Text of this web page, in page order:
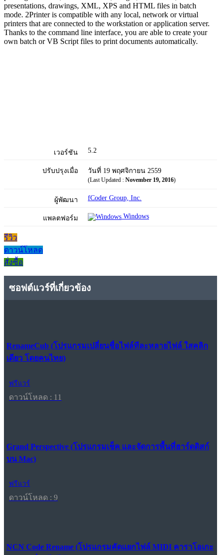
presentations, drawings, XML, XPS and HTML files in batch
mode. 2Printer is compatible with any local, network or virtual
printers that are connected to the workstation or application server.
Thanks to the command line interface, you are able to create your
own batch or VB Script files to print documents automatically.
เวอร์ชัน 5.2
ปรับปรุงเมื่อ วันที่ 19 พฤศจิกายน 2559
(Last Updated : November 19, 2016)
ผู้พัฒนา fCoder Group, Inc.
แพลตฟอร์ม Windows
รีวิว
ดาวน์โหลด
สั่งซื้อ
ซอฟต์แวร์ที่เกี่ยวข้อง
RenameCub (โปรแกรมเปลี่ยนชื่อไฟล์ทีละหลายไฟล์ ใสคลิก
เดียว โดยคนไทย)
ฟรีแวร์
ดาวน์โหลด : 11
Grand Perspective (โปรแกรมเช็ค และจัดการพื้นที่ฮาร์ดดิสก์
บน Mac)
ฟรีแวร์
ดาวน์โหลด : 9
NCN Code Rename (โปรแกรมคัดแยกไฟล์ MIDI คาราโอเกะ